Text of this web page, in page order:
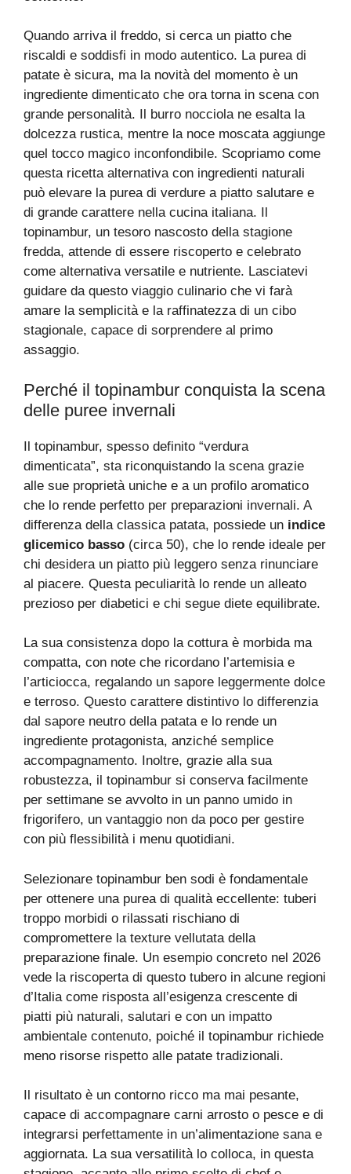
Quando arriva il freddo, si cerca un piatto che
riscaldi e soddisfi in modo autentico. La purea di
patate è sicura, ma la novità del momento è un
ingrediente dimenticato che ora torna in scena con
grande personalità. Il burro nocciola ne esalta la
dolcezza rustica, mentre la noce moscata aggiunge
quel tocco magico inconfondibile. Scopriamo come
questa ricetta alternativa con ingredienti naturali
può elevare la purea di verdure a piatto salutare e
di grande carattere nella cucina italiana. Il
topinambur, un tesoro nascosto della stagione
fredda, attende di essere riscoperto e celebrato
come alternativa versatile e nutriente. Lasciatevi
guidare da questo viaggio culinario che vi farà
amare la semplicità e la raffinatezza di un cibo
stagionale, capace di sorprendere al primo
assaggio.
Perché il topinambur conquista la scena
delle puree invernali
Il topinambur, spesso definito “verdura
dimenticata”, sta riconquistando la scena grazie
alle sue proprietà uniche e a un profilo aromatico
che lo rende perfetto per preparazioni invernali. A
differenza della classica patata, possiede un indice
glicemico basso (circa 50), che lo rende ideale per
chi desidera un piatto più leggero senza rinunciare
al piacere. Questa peculiarità lo rende un alleato
prezioso per diabetici e chi segue diete equilibrate.
La sua consistenza dopo la cottura è morbida ma
compatta, con note che ricordano l’artemisia e
l’articiocca, regalando un sapore leggermente dolce
e terroso. Questo carattere distintivo lo differenzia
dal sapore neutro della patata e lo rende un
ingrediente protagonista, anziché semplice
accompagnamento. Inoltre, grazie alla sua
robustezza, il topinambur si conserva facilmente
per settimane se avvolto in un panno umido in
frigorifero, un vantaggio non da poco per gestire
con più flessibilità i menu quotidiani.
Selezionare topinambur ben sodi è fondamentale
per ottenere una purea di qualità eccellente: tuberi
troppo morbidi o rilassati rischiano di
compromettere la texture vellutata della
preparazione finale. Un esempio concreto nel 2026
vede la riscoperta di questo tubero in alcune regioni
d’Italia come risposta all’esigenza crescente di
piatti più naturali, salutari e con un impatto
ambientale contenuto, poiché il topinambur richiede
meno risorse rispetto alle patate tradizionali.
Il risultato è un contorno ricco ma mai pesante,
capace di accompagnare carni arrosto o pesce e di
integrarsi perfettamente in un’alimentazione sana e
aggiornata. La sua versatilità lo colloca, in questa